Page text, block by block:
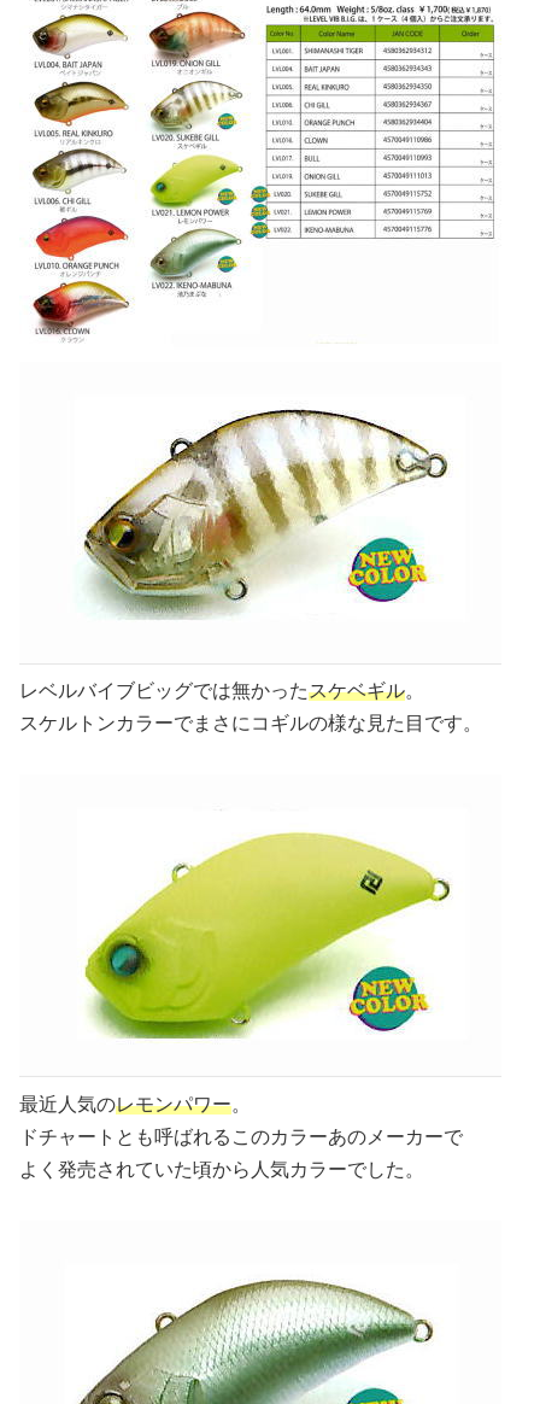
レベルバイブビッグでは無かったスケベギル。
スケルトンカラーでまさにコギルの様な見た目です。
最近人気のレモンパワー。
ドチャートとも呼ばれるこのカラーあのメーカーで
よく発売されていた頃から人気カラーでした。